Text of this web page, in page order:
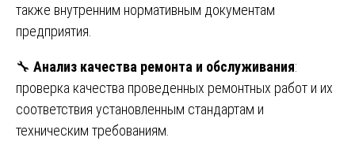
также внутренним нормативным документам
предприятия.
🔧 Анализ качества ремонта и обслуживания:
проверка качества проведенных ремонтных работ и их
соответствия установленным стандартам и
техническим требованиям.